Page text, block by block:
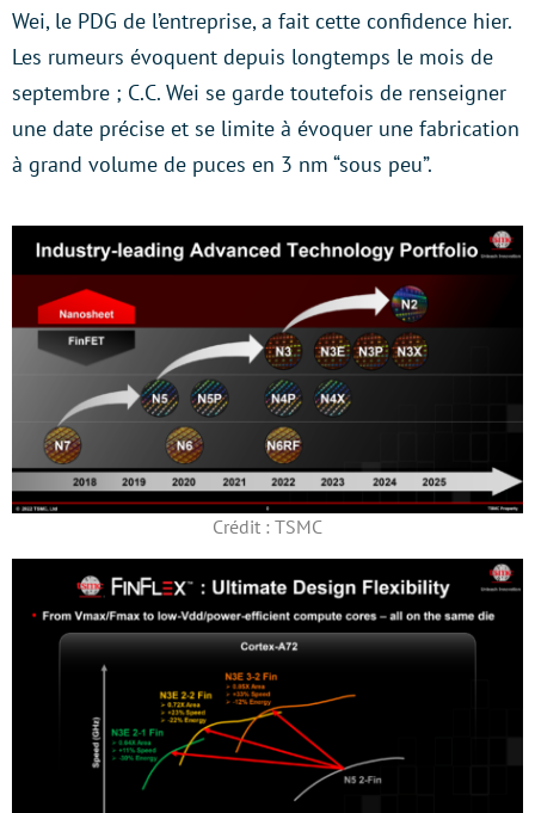
Wei, le PDG de l’entreprise, a fait cette confidence hier.
Les rumeurs évoquent depuis longtemps le mois de
septembre ; C.C. Wei se garde toutefois de renseigner
une date précise et se limite à évoquer une fabrication
à grand volume de puces en 3 nm “sous peu”.
Crédit : TSMC